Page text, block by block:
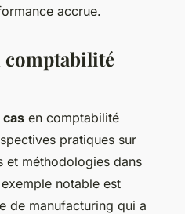
accrue.
comptabilité
en comptabilité
pratiques sur
et méthodologies dans
notable est
de manufacturing qui a